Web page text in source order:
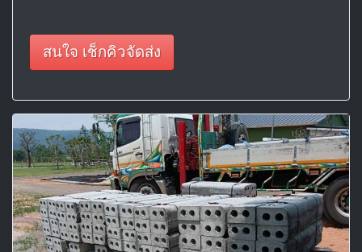
สนใจ เช็กคิวจัดส่ง